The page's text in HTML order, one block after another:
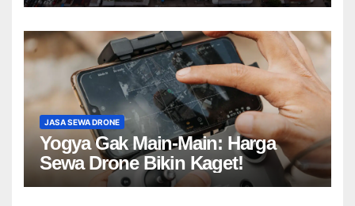
JASA SEWA DRONE
Yogya Gak Main-Main: Harga
Sewa Drone Bikin Kaget!